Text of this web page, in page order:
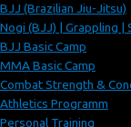
BJJ (Brazilian Jiu-Jitsu)
Nogi (BJJ) | Grappling |
BJJ Basic Camp
MMA Basic Camp
Combat Strength &
Athletics Programm
Personal Training